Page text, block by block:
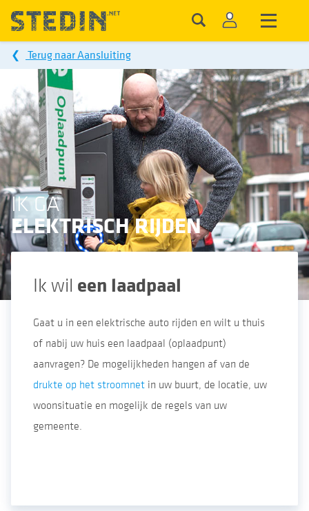
❮ Terug naar Aansluiting
IK GA
ELEKTRISCH RIJDEN
Ik wil een laadpaal
Gaat u in een elektrische auto rijden en wilt u thuis
of nabij uw huis een laadpaal (oplaadpunt)
aanvragen? De mogelijkheden hangen af van de
drukte op het stroomnet in uw buurt, de locatie, uw
woonsituatie en mogelijk de regels van uw
gemeente.